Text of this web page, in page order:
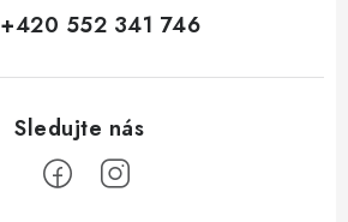
+420 552 341 746